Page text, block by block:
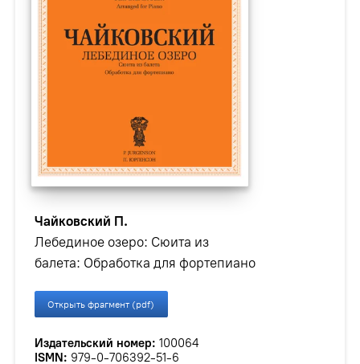
Чайковский П.
Лебединое озеро: Сюита из
балета: Обработка для фортепиано
Открыть фрагмент (pdf)
Издательский номер: 100064
ISMN: 979-0-706392-51-6